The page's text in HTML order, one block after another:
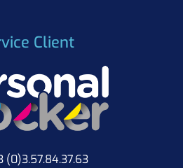
Client
(0)3.57.84.37.63